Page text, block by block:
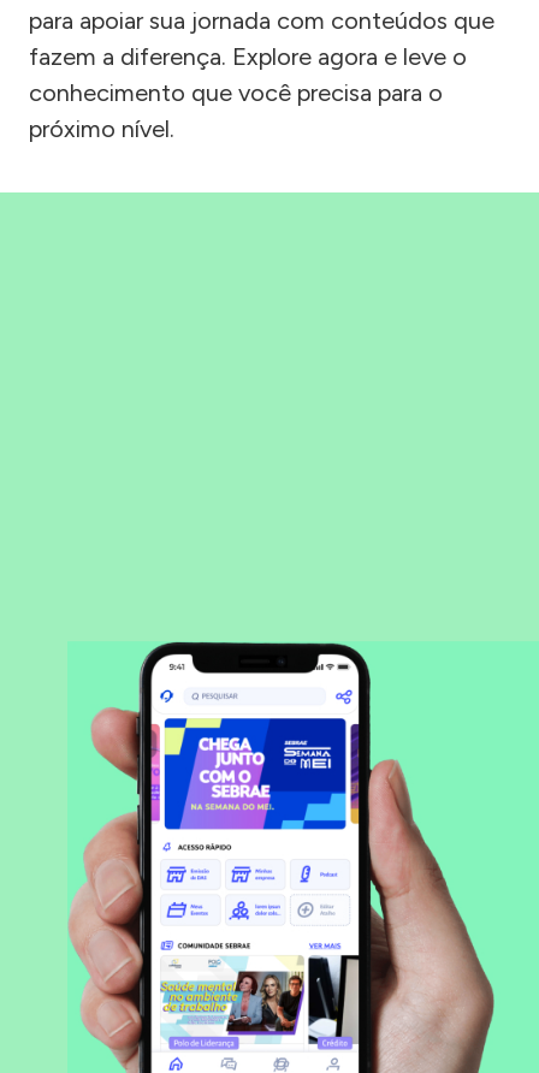
para apoiar sua jornada com conteúdos que
fazem a diferença. Explore agora e leve o
conhecimento que você precisa para o
próximo nível.